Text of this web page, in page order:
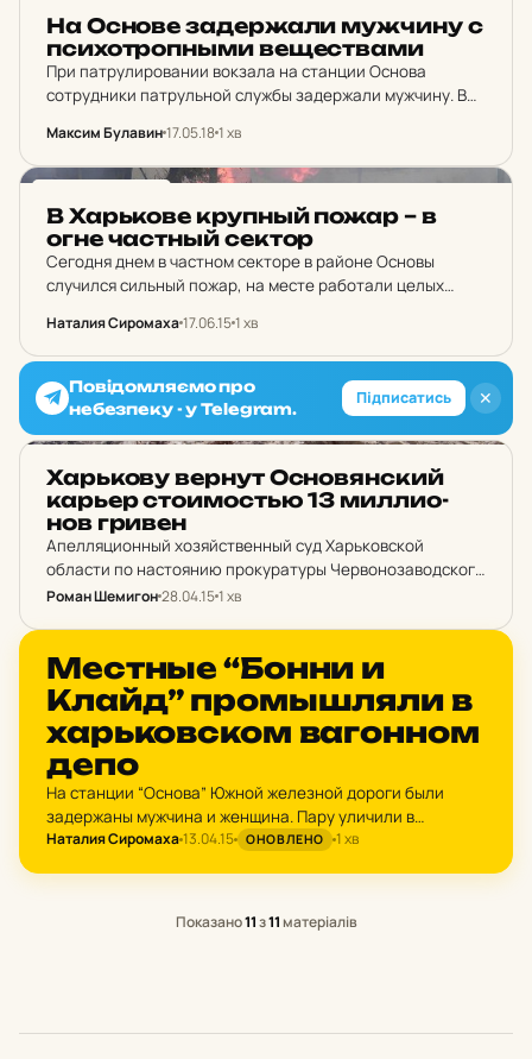
На Основе за­дер­жа­ли муж­чи­ну с
пси­хот­роп­ными ве­щес­тва­ми
При патрулировании вокзала на станции Основа
сотрудники патрульной службы задержали мужчину. В
кристаллическим веществом. Об этом сообщили в
отделе коммуникаций полиции Харьковской области.
Максим Булавин17.05.181 хв
В Харь­ко­ве крупный пожар – в
огне частный сектор
Сегодня днем в частном секторе в районе Основы
случился сильный пожар, на месте работали целых
случился сильный пожар – в огне оказался частный
сектор.…
Наталия Сиромаха17.06.151 хв
✕
Повідомляємо про
небезпеку - у Telegram.
Підписатись
Харь­ко­ву вернут Ос­но­вян­ский
карьер сто­и­мос­тью 13 мил­ли­о­
нов гривен
Апелляционный хозяйственный суд Харьковской
области по настоянию прокуратуры Червонозаводского
района отменил решение суда первой инстанции и
миллионов гривен. По…
Роман Шемигон28.04.151 хв
НОВИНИ ХАРКОВА
Мес­тные “Бонни и
Клайд” пром­ышля­ли в
харь­ков­ском ва­гон­ном
депо
На станции “Основа” Южной железной дороги были
задержаны мужчина и женщина. Пару уличили в
воровстве железнодорожных деталей. У безработных
Наталия Сиромаха13.04.15 ОНОВЛЕНО 1 хв
Показано11з11матеріалів